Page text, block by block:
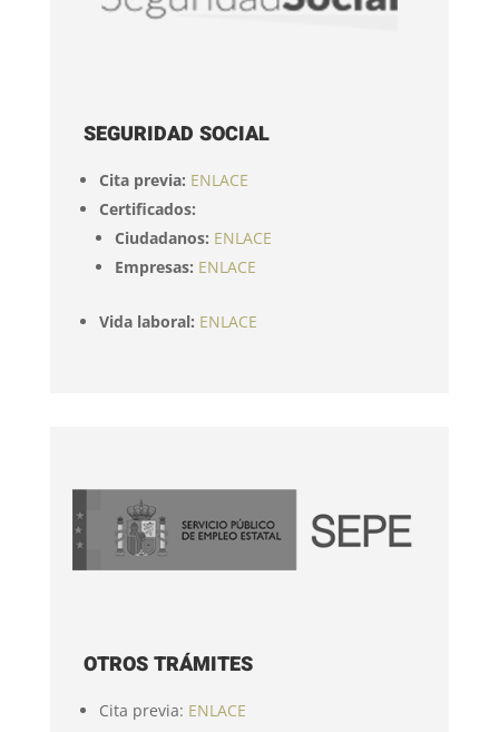
SEGURIDAD SOCIAL
Cita previa: ENLACE
Certificados:
Ciudadanos: ENLACE
Empresas: ENLACE
Vida laboral: ENLACE
OTROS TRÁMITES
Cita previa: ENLACE